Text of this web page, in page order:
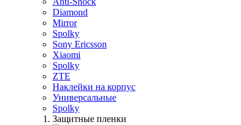
Diamond
Mirror
Spolky
Sony Ericsson
Xiaomi
Spolky
ZTE
Наклейки на корпус
Универсальные
Spolky
Защитные пленки